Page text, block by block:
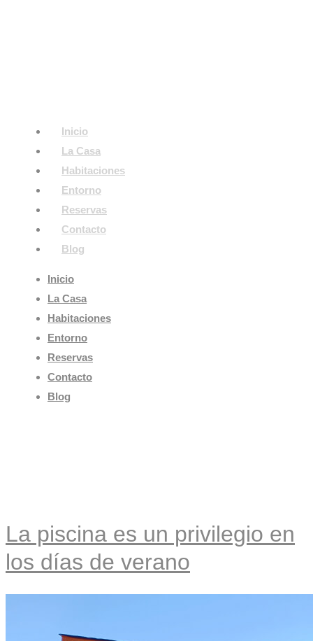
Inicio
La Casa
Habitaciones
Entorno
Reservas
Contacto
Blog
Inicio
La Casa
Habitaciones
Entorno
Reservas
Contacto
Blog
La piscina es un privilegio en
los días de verano